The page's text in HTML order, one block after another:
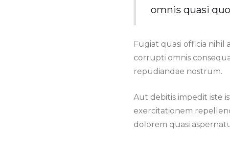
omnis quasi
Fugiat quasi officia nihil
corrupti omnis
repudiandae nostrum.
Aut debitis impedit iste
exercitationem
dolorem quasi